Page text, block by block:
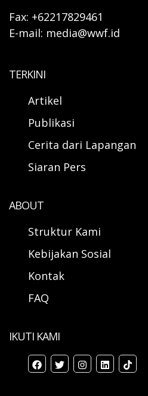
Fax: +62217829461
E-mail: media@wwf.id
TERKINI
Artikel
Publikasi
Cerita dari Lapangan
Siaran Pers
ABOUT
Struktur Kami
Kebijakan Sosial
Kontak
FAQ
IKUTI KAMI